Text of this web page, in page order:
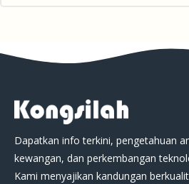
Dapatkan info terkini, pengetahuan
kewangan, dan perkembangan
Kami menyajikan kandungan